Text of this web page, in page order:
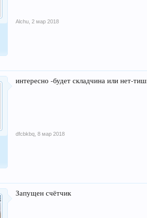
Перетяните содержимое архива в папку
ШАГ 3 - Авторизация
Alchu 2 мар 2018
интересно -будет складчина или нет-
dfcbkbq 8 мар 2018
Запущен счётчик